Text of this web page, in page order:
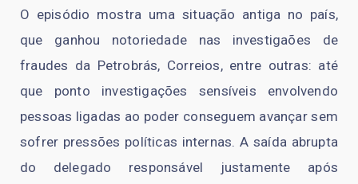
O episódio mostra uma situação antiga no país,
que ganhou notoriedade nas investigaões de
fraudes da Petrobrás, Correios, entre outras: até
que ponto investigações sensíveis envolvendo
pessoas ligadas ao poder conseguem avançar sem
sofrer pressões políticas internas. A saída abrupta
do delegado responsável justamente após